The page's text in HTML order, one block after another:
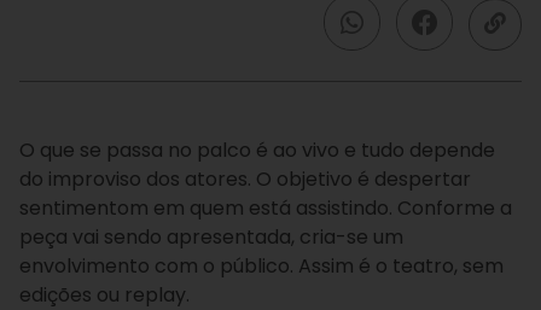
O que se passa no palco é ao vivo e tudo depende
do improviso dos atores. O objetivo é despertar
sentimentom em quem está assistindo. Conforme a
peça vai sendo apresentada, cria-se um
envolvimento com o público. Assim é o teatro, sem
edições ou replay.